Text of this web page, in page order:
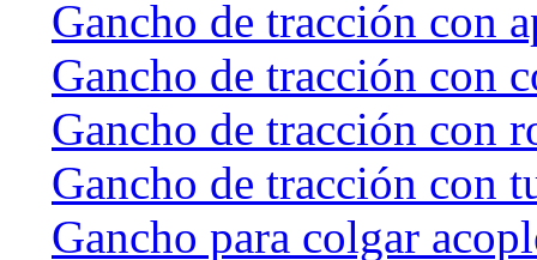
Gancho de tracción con
Gancho de tracción con
Gancho de tracción con
Gancho de tracción con
Gancho para colgar